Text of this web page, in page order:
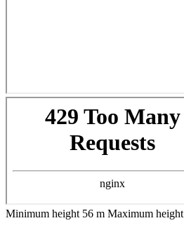
Minimum height 56 m Maximum height